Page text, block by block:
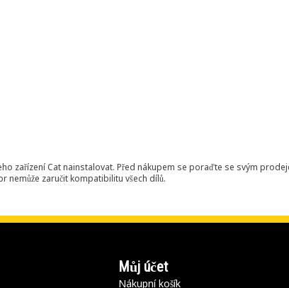
zařízení Cat nainstalovat. Před nákupem se poraďte se svým
nemůže zaručit kompatibilitu všech dílů.
Můj účet
Nákupní košík